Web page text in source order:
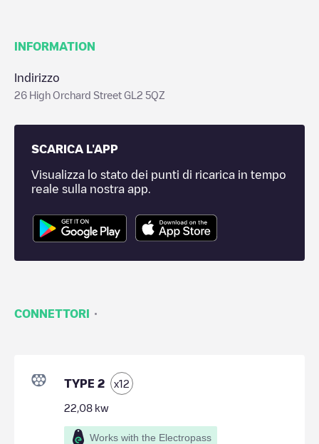
INFORMATION
Indirizzo
26 High Orchard Street GL2 5QZ
SCARICA L'APP
Visualizza lo stato dei punti di ricarica in tempo
reale sulla nostra app.
CONNETTORI ·
TYPE 2 x12
22,08 kw
Works with the Electropass